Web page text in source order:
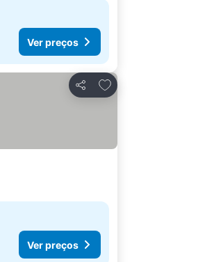
Ver preços
Partilhar
Adicionar aos favoritos
Ver preços